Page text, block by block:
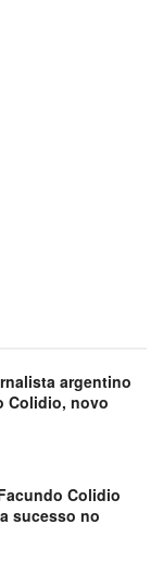
argentino
Colidio, novo
Colidio
sucesso no